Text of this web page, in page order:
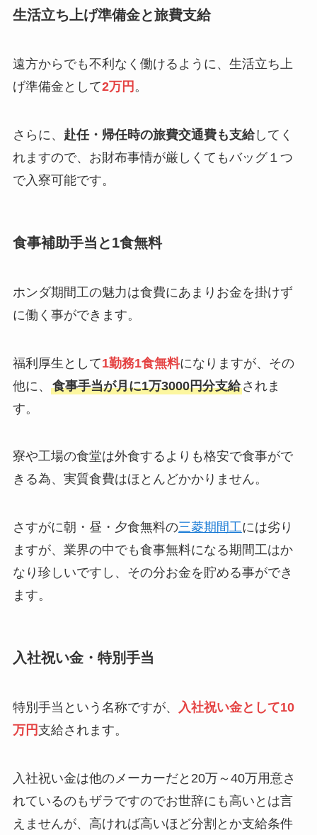
生活立ち上げ準備金と旅費支給
遠方からでも不利なく働けるように、生活立ち上
げ準備金として2万円 。
さらに、 赴任・帰任時の旅費交通費も支給してく
れますので、お財布事情が厳しくてもバッグ１つ
で入寮可能です。
食事補助手当と1食無料
ホンダ期間工の魅力は食費にあまりお金を掛けず
に働く事ができます。
福利厚生として1勤務1食無料になりますが、その
他に、 食事手当が月に1万3000円分支給されま
す。
寮や工場の食堂は外食するよりも格安で食事がで
きる為、実質食費はほとんどかかりません。
さすがに朝・昼・夕食無料の三菱期間工には劣り
ますが、業界の中でも食事無料になる期間工はか
なり珍しいですし、その分お金を貯める事ができ
ます。
入社祝い金・特別手当
特別手当という名称ですが、
入社祝い金として10
万円支給されます。
入社祝い金は他のメーカーだと20万～40万用意さ
れているのもザラですのでお世辞にも高いとは言
えませんが、高ければ高いほど分割とか支給条件